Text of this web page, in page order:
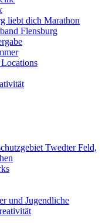
liebt dich Marathon
Flensburg
Twedter Feld,
und Jugendliche